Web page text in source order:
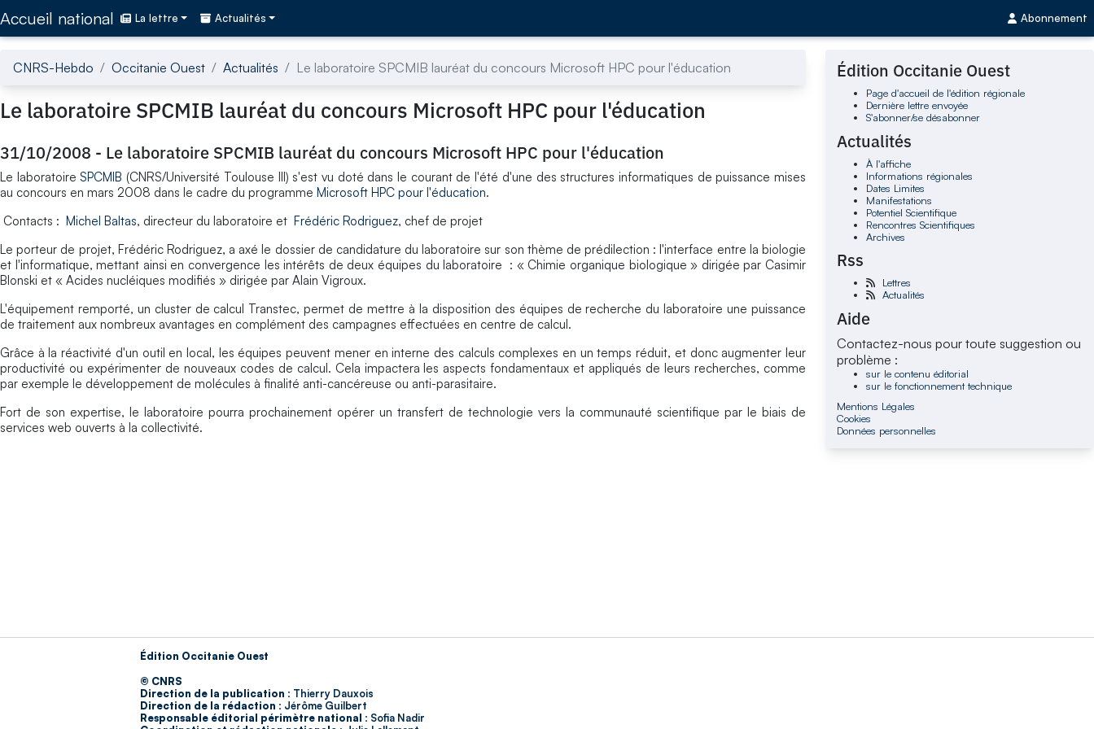
Accueil national La lettre Actualités Abonnement
CNRS-Hebdo Occitanie Ouest Actualités Le laboratoire SPCMIB lauréat du concours Microsoft HPC pour l'éducation
Le laboratoire SPCMIB lauréat du concours Microsoft HPC pour l'éducation
31/10/2008 - Le laboratoire SPCMIB lauréat du concours Microsoft HPC pour l'éducation
Le laboratoireSPCMIB (CNRS/Université Toulouse III) s'est vu doté dans le courant de l'été d'une des structures informatiques de puissance mises
au concours en mars 2008 dans le cadre du programme Microsoft HPC pour l'éducation.
Contacts : Michel Baltas, directeur du laboratoire et Frédéric Rodriguez, chef de projet
Le porteur de projet, Frédéric Rodriguez, a axé le dossier de candidature du laboratoire sur son thème de prédilection : l'interface entre la biologie
et l'informatique, mettant ainsi en convergence les intérêts de deux équipes du laboratoire : « Chimie organique biologique » dirigée par Casimir
Blonski et « Acides nucléiques modifiés » dirigée par Alain Vigroux.
L'équipement remporté, un cluster de calcul Transtec, permet de mettre à la disposition des équipes de recherche du laboratoire une puissance
de traitement aux nombreux avantages en complément des campagnes effectuées en centre de calcul.
Grâce à la réactivité d'un outil en local, les équipes peuvent mener en interne des calculs complexes en un temps réduit, et donc augmenter leur
productivité ou expérimenter de nouveaux codes de calcul. Cela impactera les aspects fondamentaux et appliqués de leurs recherches, comme
par exemple le développement de molécules à finalité anti-cancéreuse ou anti-parasitaire.
Fort de son expertise, le laboratoire pourra prochainement opérer un transfert de technologie vers la communauté scientifique par le biais de
services web ouverts à la collectivité.
Édition Occitanie Ouest
Page d'accueil de l'édition régionale
Dernière lettre envoyée
S'abonner/se désabonner
Actualités
À l'affiche
Informations régionales
Dates Limites
Manifestations
Potentiel Scientifique
Rencontres Scientifiques
Archives
Rss
Lettres
Actualités
Aide
Contactez-nous pour toute suggestion ou
problème :
sur le contenu éditorial
sur le fonctionnement technique
Mentions Légales
Cookies
Données personnelles
Édition Occitanie Ouest
© CNRS
Direction de la publication : Thierry Dauxois
Direction de la rédaction : Jérôme Guilbert
Responsable éditorial périmètre national : Sofia Nadir